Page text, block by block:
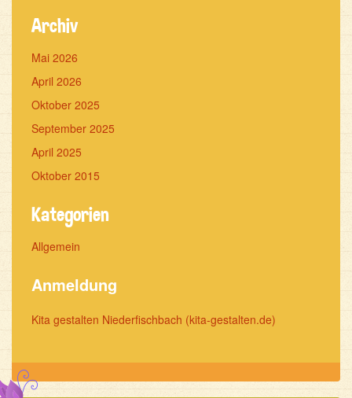
Archiv
Mai 2026
April 2026
Oktober 2025
September 2025
April 2025
Oktober 2015
Kategorien
Allgemein
Anmeldung
Kita gestalten Niederfischbach (kita-gestalten.de)